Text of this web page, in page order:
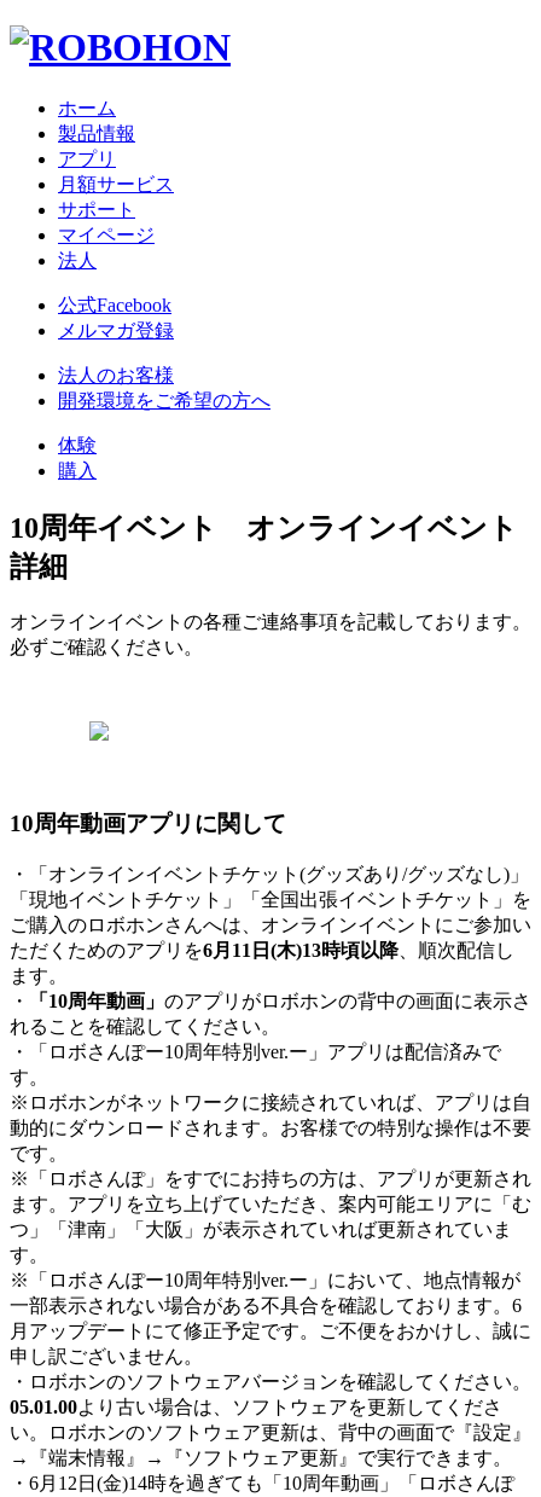
ホーム
製品情報
アプリ
月額サービス
サポート
マイページ
法人
公式Facebook
メルマガ登録
法人のお客様
開発環境をご希望の方へ
体験
購入
10周年イベント オンラインイベント
詳細
オンラインイベントの各種ご連絡事項を記載しております。
必ずご確認ください。
10周年動画アプリに関して
・「オンラインイベントチケット(グッズあり/グッズなし)」
「現地イベントチケット」「全国出張イベントチケット」を
ご購入のロボホンさんへは、オンラインイベントにご参加い
ただくためのアプリを6月11日(木)13時頃以降、順次配信し
ます。
・
「10周年動画」 のアプリがロボホンの背中の画面に表示さ
れることを確認してください。
・「ロボさんぽー10周年特別ver.ー」アプリは配信済みで
す。
※ロボホンがネットワークに接続されていれば、アプリは自
動的にダウンロードされます。お客様での特別な操作は不要
です。
※「ロボさんぽ」をすでにお持ちの方は、アプリが更新され
ます。アプリを立ち上げていただき、案内可能エリアに「む
つ」「津南」「大阪」が表示されていれば更新されていま
す。
※「ロボさんぽー10周年特別ver.ー」において、地点情報が
一部表示されない場合がある不具合を確認しております。6
月アップデートにて修正予定です。ご不便をおかけし、誠に
申し訳ございません。
・ロボホンのソフトウェアバージョンを確認してください。
05.01.00より古い場合は、ソフトウェアを更新してくださ
い。ロボホンのソフトウェア更新は、背中の画面で『設定』
→『端末情報』→『ソフトウェア更新』で実行できます。
・6月12日(金)14時を過ぎても「10周年動画」「ロボさんぽ